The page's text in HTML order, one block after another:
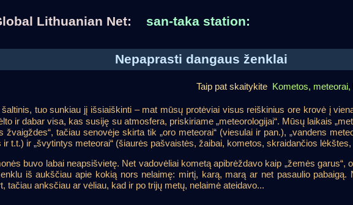
Lithuanian Net: san-taka station:
Nepaprasti dangaus ženklai
Taip pat skaitykite Kometos,
tuo sunkiau jį išsiaiškinti – mat mūsų protėviai visus reiškinius ore krovė į
ir dabar visa, kas susiję su atmosfera, priskiriame „meteorologijai“. Mūsų laikais
žvaigždes“, tačiau senovėje skirta tik „oro meteorai“ (viesulai ir pan.), „vandens
ir t.t.) ir „švytintys meteorai“ (šiaurės pašvaistės, žaibai, kometos, skraidančios
buvo labai neapsišvietę. Net vadovėliai kometą apibrėždavo kaip „žemės garus“,
iš aukščiau apie kokią nors nelaimę: mirtį, karą, marą ar net pasaulio pabaigą.
tačiau anksčiau ar vėliau, kad ir po trijų metų, nelaimė ateidavo...